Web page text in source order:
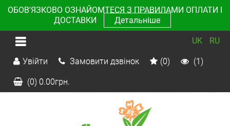
ОБОВ'ЯЗКОВО ОЗНАЙОМТЕСЯ З ПРАВИЛАМИ ОПЛАТИ І
ДОСТАВКИ
Детальніше
UK RU
Увійти Замовити дзвінок (0) (1)
(0) 0.00грн.